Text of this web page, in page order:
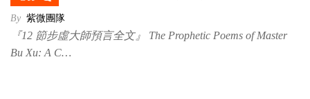
By 紫微團隊
『12 節步虛大師預言全文』 The Prophetic Poems of Master
Bu Xu: A C…